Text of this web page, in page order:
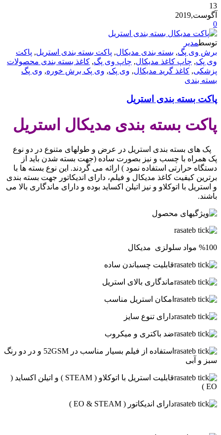
13
آگوست,2019
0
توسطمدیر
برش وی پگ, بسته بندی مدیکال, پاکت بسته بندی استریل, پاکت
وی پک, چاپ کاغذ مدیکال, چاپ وی پگ, کاغذ بسته بندی محصولات
پزشکی, کاغذ گرید مدیکال, وی پک, وی پک برش خوره, وی پگ
بسته بندی
پاکت بسته بندی استریل
پاکت بسته بندی مدیکال استریل
پک های بسته بندی استریل در عرض و طولهای متنوع در دو نوع
پک همراه با چسب و نیز بصورت ساده (جهت بسته شدن باید از
دستگاه حرارتی استفاده نمود ) ارائه می گردند. این نوع بسته ها با
برترین کیفیت کاغذ مدیکال و فیلم، دارای اندیکاتور جهت بسته بندی
و استریل با اتوکلاو و نیز اتیلن اکساید بوده و دارای ماندگاری بالا می
باشند.
%100 مواد سلولزی مدیکال
قابلیت چسباندن ساده
ماندگاری بالای استریل
امکان استریل مناسب
دارای تنوع سایز
ضد باکتری و میکروب
استفاده از فیلم بسیار مناسب در 52GSM و در دو رنگ
سبز و آبی
قابلیت استریل با اتوکلاو ( STEAM ) و اتیلن اکساید (
EO )
دارای اندیکاتور ( EO & STEAM )